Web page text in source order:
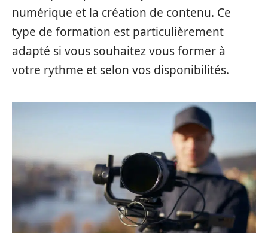
numérique et la création de contenu. Ce
type de formation est particulièrement
adapté si vous souhaitez vous former à
votre rythme et selon vos disponibilités.